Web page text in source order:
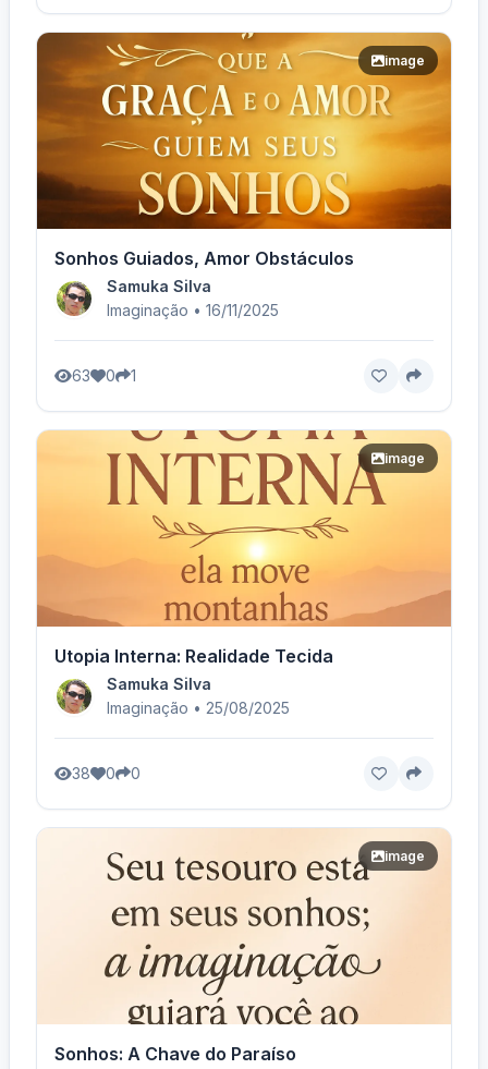
image
Sonhos Guiados, Amor Obstáculos
Samuka Silva
Imaginação • 16/11/2025
63 0 1
image
Utopia Interna: Realidade Tecida
Samuka Silva
Imaginação • 25/08/2025
38 0 0
image
Sonhos: A Chave do Paraíso